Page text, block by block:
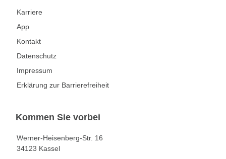
Karriere
App
Kontakt
Datenschutz
Impressum
Erklärung zur Barrierefreiheit
Kommen Sie vorbei
Werner-Heisenberg-Str. 16
34123 Kassel